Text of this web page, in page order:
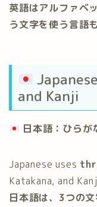
英語はアルファベ
う文字を使う言語
and Kanji
日本語：ひらが
Japanese uses
Katakana, and
日本語は、3つの